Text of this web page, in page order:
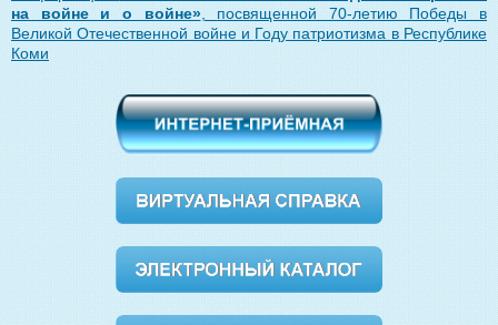
на войне и о войне», посвященной 70-летию Победы в
Великой Отечественной войне и Году патриотизма в Республике
Коми